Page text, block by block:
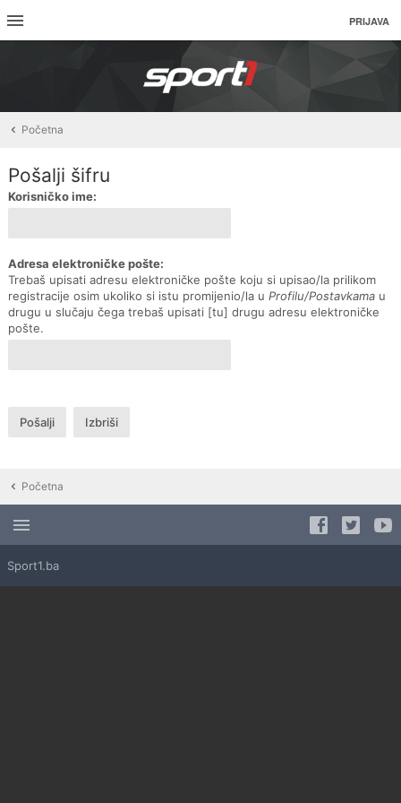
PRIJAVA
Početna
Pošalji šifru
Korisničko ime:
Adresa elektroničke pošte:
Trebaš upisati adresu elektroničke pošte koju si upisao/la prilikom
registracije osim ukoliko si istu promijenio/la u Profilu/Postavkama u
drugu u slučaju čega trebaš upisati [tu] drugu adresu elektroničke
pošte.
Početna
Sport1.ba